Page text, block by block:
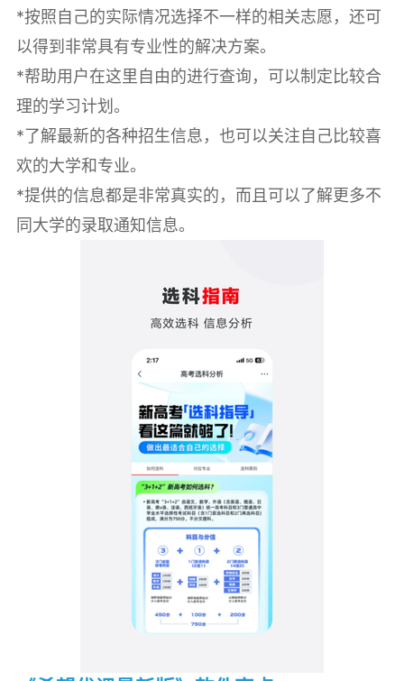
*按照自己的实际情况选择不一样的相关志愿，还可
以得到非常具有专业性的解决方案。
*帮助用户在这里自由的进行查询，可以制定比较合
理的学习计划。
*了解最新的各种招生信息，也可以关注自己比较喜
欢的大学和专业。
*提供的信息都是非常真实的，而且可以了解更多不
同大学的录取通知信息。